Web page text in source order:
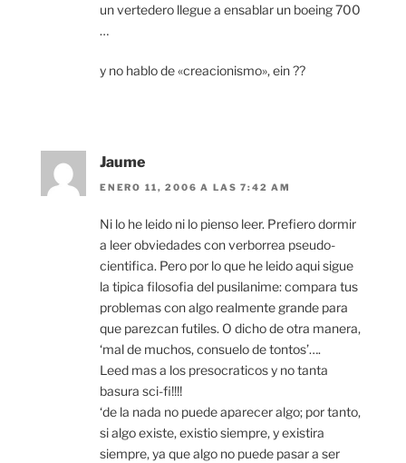
un vertedero llegue a ensablar un boeing 700
…
y no hablo de «creacionismo», ein ??
Jaume
ENERO 11, 2006 A LAS 7:42 AM
Ni lo he leido ni lo pienso leer. Prefiero dormir
a leer obviedades con verborrea pseudo-
cientifica. Pero por lo que he leido aqui sigue
la tipica filosofia del pusilanime: compara tus
problemas con algo realmente grande para
que parezcan futiles. O dicho de otra manera,
‘mal de muchos, consuelo de tontos’….
Leed mas a los presocraticos y no tanta
basura sci-fi!!!!
‘de la nada no puede aparecer algo; por tanto,
si algo existe, existio siempre, y existira
siempre, ya que algo no puede pasar a ser